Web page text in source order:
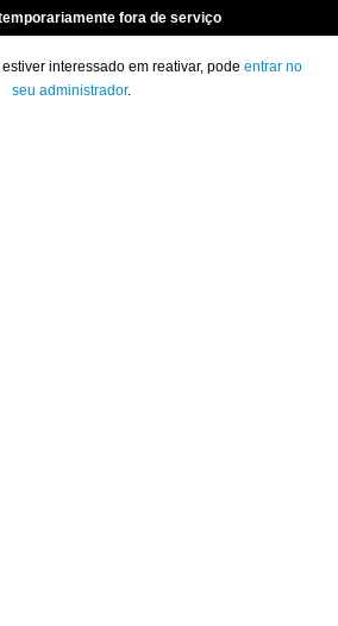
fora de serviço
interessado em reativar, pode entrar no
seu administrador.